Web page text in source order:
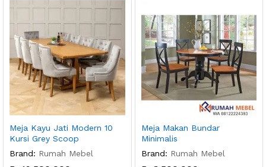
Meja Kayu Jati Modern 10
Kursi Grey Scoop
Brand: Rumah Mebel
Meja Makan Bundar
Minimalis
Brand: Rumah Mebel